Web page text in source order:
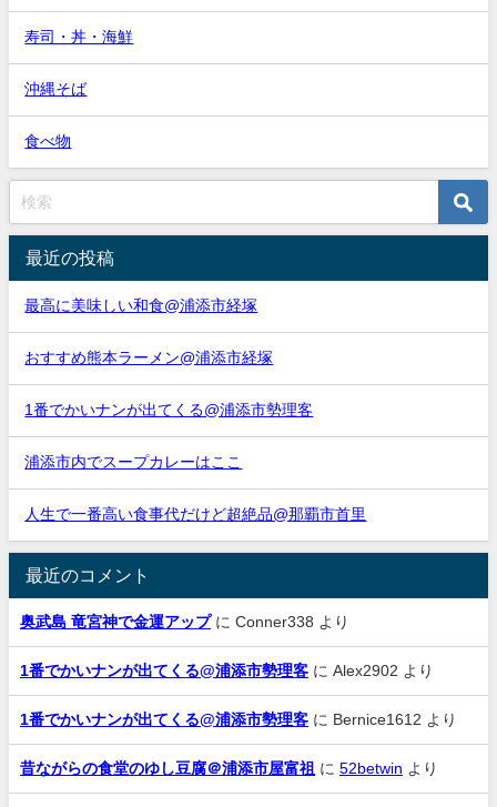
寿司・丼・海鮮
沖縄そば
食べ物
最近の投稿
最高に美味しい和食@浦添市経塚
おすすめ熊本ラーメン@浦添市経塚
1番でかいナンが出てくる@浦添市勢理客
浦添市内でスープカレーはここ
人生で一番高い食事代だけど超絶品@那覇市首里
最近のコメント
奥武島 竜宮神で金運アップに Conner338 より
1番でかいナンが出てくる@浦添市勢理客 に Alex2902 より
1番でかいナンが出てくる@浦添市勢理客 に Bernice1612 より
昔ながらの食堂のゆし豆腐＠浦添市屋富祖 に 52betwin より